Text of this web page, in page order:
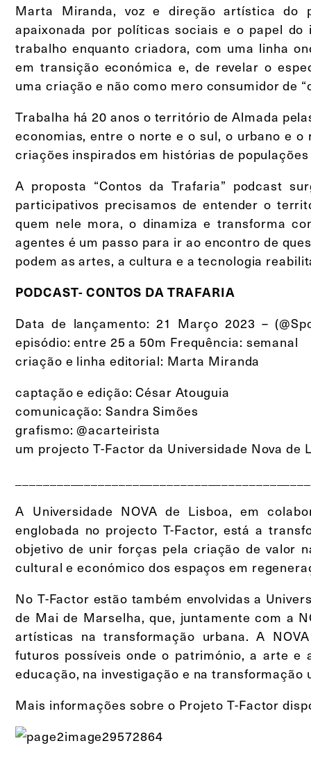
Marta Miranda, voz e direção artística do
apaixonada por políticas sociais e o papel
trabalho enquanto criadora, com uma linha
em transição económica e, de revelar o
uma criação e não como mero consumidor de
Trabalha há 20 anos o território de Almada
economias, entre o norte e o sul, o urbano e
criações inspirados em histórias de
A proposta “Contos da Trafaria” podcast
participativos precisamos de entender o
quem nele mora, o dinamiza e transforma
agentes é um passo para ir ao encontro de
podem as artes, a cultura e a tecnologia
PODCAST- CONTOS DA TRAFARIA
Data de lançamento: 21 Março 2023 –
episódio: entre 25 a 50m Frequência: semanal
criação e linha editorial: Marta Miranda
captação e edição: César Atouguia
comunicação: Sandra Simões
grafismo: @acarteirista
um projecto T-Factor da Universidade Nova de
A Universidade NOVA de Lisboa, em
englobada no projecto T-Factor, está a
objetivo de unir forças pela criação de valor
cultural e económico dos espaços em
No T-Factor estão também envolvidas a
de Mai de Marselha, que, juntamente com a
artísticas na transformação urbana. A
futuros possíveis onde o património, a arte e
educação, na investigação e na
Mais informações sobre o Projeto T-Factor